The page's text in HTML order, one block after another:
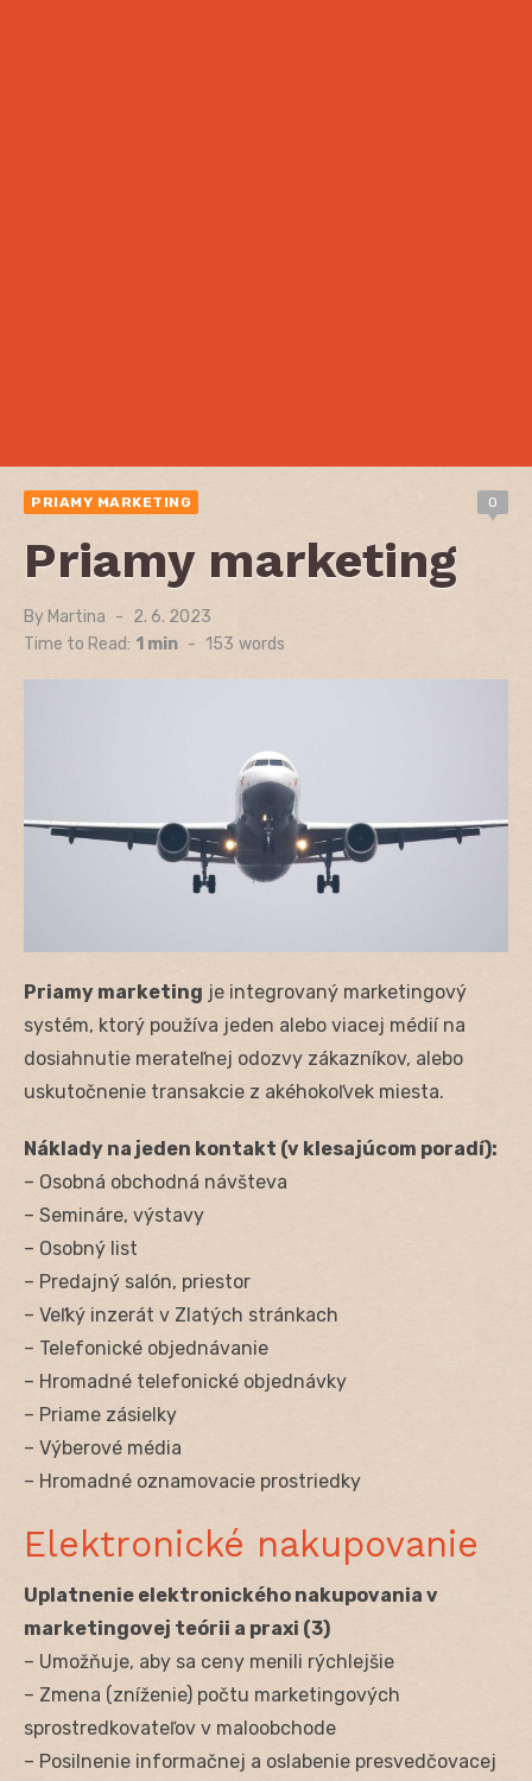
PRIAMY MARKETING 0
Priamy marketing
By Martina
Posted
on
2. 6. 2023
Time to Read: 1 min - 153 words
Priamy marketing je integrovaný marketingový
systém, ktorý používa jeden alebo viacej médií na
dosiahnutie merateľnej odozvy zákazníkov, alebo
uskutočnenie transakcie z akéhokoľvek miesta.
Náklady na jeden kontakt (v klesajúcom poradí):
– Osobná obchodná návšteva
– Semináre, výstavy
– Osobný list
– Predajný salón, priestor
– Veľký inzerát v Zlatých stránkach
– Telefonické objednávanie
– Hromadné telefonické objednávky
– Priame zásielky
– Výberové média
– Hromadné oznamovacie prostriedky
Elektronické nakupovanie
Uplatnenie elektronického nakupovania v
marketingovej teórii a praxi (3)
– Umožňuje, aby sa ceny menili rýchlejšie
– Zmena (zníženie) počtu marketingových
sprostredkovateľov v maloobchode
– Posilnenie informačnej a oslabenie presvedčovacej